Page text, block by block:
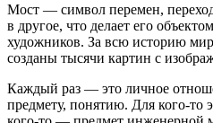
Мост — символ перемен,
в другое, что делает его
художников. За всю историю
созданы тысячи картин с
Каждый раз — это личное
предмету, понятию. Для кого-то